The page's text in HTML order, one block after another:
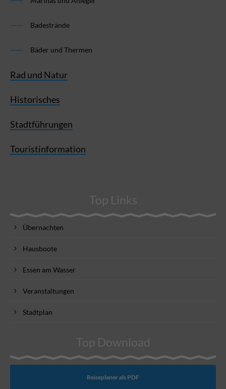
Badestrände
Bäder und Thermen
Rad und Natur
Historisches
Stadtführungen
Touristinformation
Top Links
Übernachten
Hausboote
Essen am Wasser
Veranstaltungen
Stadtplan
Top Download
Reiseplaner als PDF